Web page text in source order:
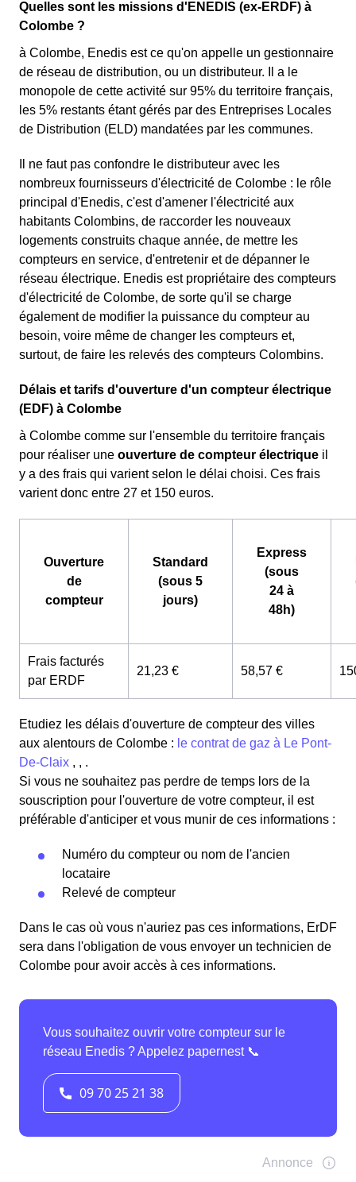
Quelles sont les missions d'ENEDIS (ex-ERDF) à
Colombe ?
à Colombe, Enedis est ce qu'on appelle un gestionnaire
de réseau de distribution, ou un distributeur. Il a le
monopole de cette activité sur 95% du territoire français,
les 5% restants étant gérés par des Entreprises Locales
de Distribution (ELD) mandatées par les communes.
Il ne faut pas confondre le distributeur avec les
nombreux fournisseurs d'électricité de Colombe : le rôle
principal d'Enedis, c'est d'amener l'électricité aux
habitants Colombins, de raccorder les nouveaux
logements construits chaque année, de mettre les
compteurs en service, d'entretenir et de dépanner le
réseau électrique. Enedis est propriétaire des compteurs
d'électricité de Colombe, de sorte qu'il se charge
également de modifier la puissance du compteur au
besoin, voire même de changer les compteurs et,
surtout, de faire les relevés des compteurs Colombins.
Délais et tarifs d'ouverture d'un compteur électrique
(EDF) à Colombe
à Colombe comme sur l'ensemble du territoire français
pour réaliser une ouverture de compteur électrique il
y a des frais qui varient selon le délai choisi. Ces frais
varient donc entre 27 et 150 euros.
Ouverture
de
compteur
Standard
(sous 5
jours)
Express
(sous
24 à
48h)
Frais facturés
par ERDF
21,23 € 58,57 €
Etudiez les délais d'ouverture de compteur des villes
aux alentours de Colombe : le contrat de gaz à Le Pont-
De-Claix , , .
Si vous ne souhaitez pas perdre de temps lors de la
souscription pour l'ouverture de votre compteur, il est
préférable d'anticiper et vous munir de ces informations :
Numéro du compteur ou nom de l'ancien
locataire
Relevé de compteur
Dans le cas où vous n'auriez pas ces informations, ErDF
sera dans l'obligation de vous envoyer un technicien de
Colombe pour avoir accès à ces informations.